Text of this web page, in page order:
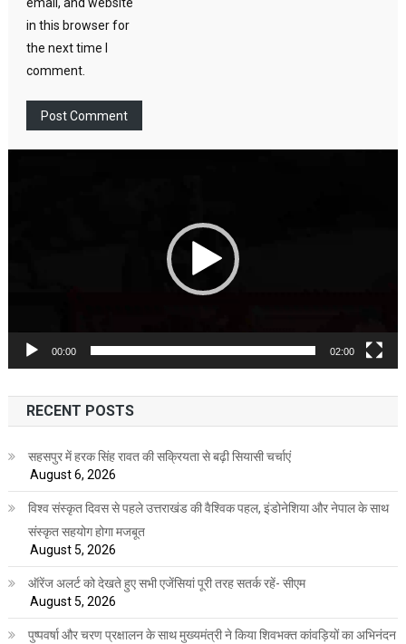
email, and website
in this browser for
the next time I
comment.
00:00 02:00
RECENT POSTS
सहसपुर में हरक सिंह रावत की सक्रियता से बढ़ी सियासी चर्चाएं
August 6, 2026
विश्व संस्कृत दिवस से पहले उत्तराखंड की वैश्विक पहल, इंडोनेशिया और नेपाल के साथ
संस्कृत सहयोग होगा मजबूत
August 5, 2026
ऑरेंज अलर्ट को देखते हुए सभी एजेंसियां पूरी तरह सतर्क रहें- सीएम
August 5, 2026
पुष्पवर्षा और चरण प्रक्षालन के साथ मुख्यमंत्री ने किया शिवभक्त कांवड़ियों का अभिनंदन